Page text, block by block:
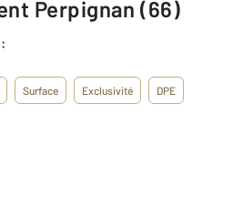
Perpignan (66)
Surface Exclusivité DPE